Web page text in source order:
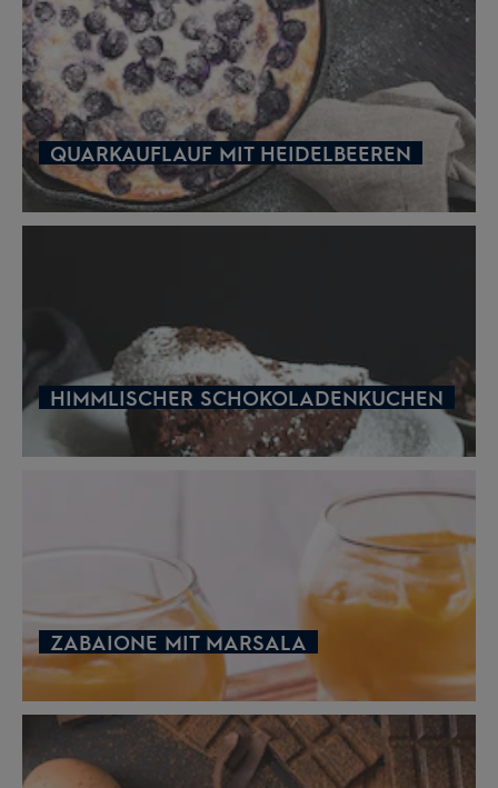
QUARKAUFLAUF MIT HEIDELBEEREN
HIMMLISCHER SCHOKOLADENKUCHEN
ZABAIONE MIT MARSALA